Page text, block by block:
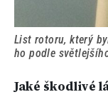
List rotoru, který
ho podle
Jaké škodlivé